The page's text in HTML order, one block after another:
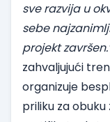
sve razvija u
sebe
projekt
zahvaljujući
organizuje
priliku za obuku